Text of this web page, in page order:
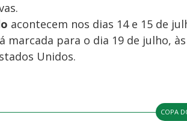
acontecem nos dias 14 e 15 de
marcada para o dia 19 de julho,
Unidos.
COPA